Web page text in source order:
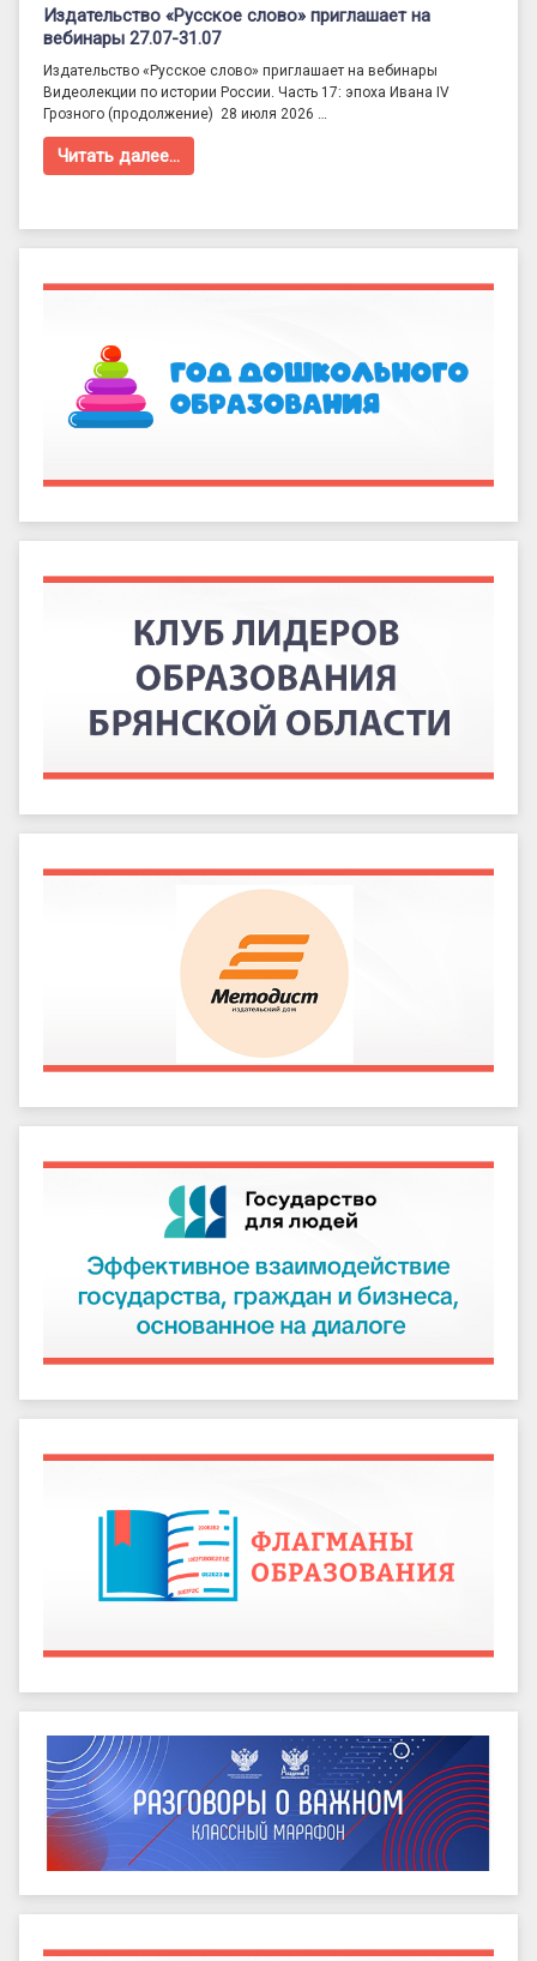
Издательство «Русское слово» приглашает на
вебинары 27.07-31.07
Издательство «Русское слово» приглашает на вебинары
Видеолекции по истории России. Часть 17: эпоха Ивана IV
Грозного (продолжение) 28 июля 2026 …
Читать далее…